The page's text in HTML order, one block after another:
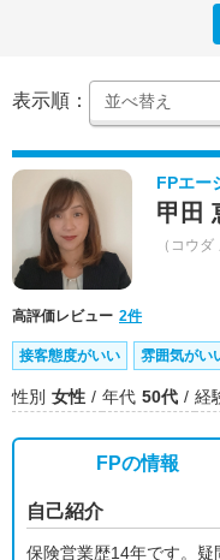
表示順：
FPエー
甲田
（コウダ
高評価レビュー 2件
接客態度がいい 雰囲気がい
性別 女性 年代 50代 経
FPの情報
自己紹介
保険営業歴14年です。